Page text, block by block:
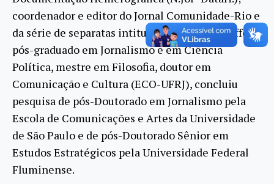
coordenador e editor do Jornal Comunidade-Rio e
da série de separatas intitulada Cadernos Griffo;
pós-graduado em Jornalismo e em Ciência
Política, mestre em Filosofia, doutor em
Comunicação e Cultura (ECO-UFRJ), concluiu
pesquisa de pós-Doutorado em Jornalismo pela
Escola de Comunicações e Artes da Universidade
de São Paulo e de pós-Doutorado Sênior em
Estudos Estratégicos pela Universidade Federal
Fluminense.